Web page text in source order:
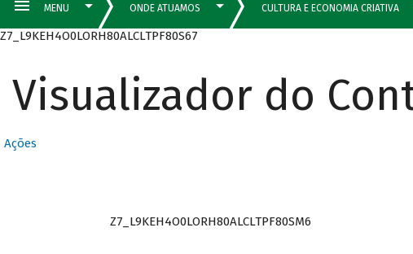
Z7_L9KEH4O0LORH80ALCLTPF80S67
Visualizador do
Ações
Z7_L9KEH4O0LORH80ALCLTPF80SM6